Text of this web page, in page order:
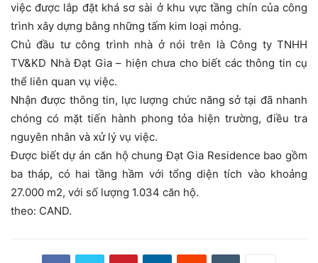
việc được lắp đặt khá sơ sài ở khu vực tầng chín của công
trình xây dựng bằng những tấm kim loại mỏng.
Chủ đầu tư công trình nhà ở nói trên là Công ty TNHH
TV&KD Nhà Đạt Gia – hiện chưa cho biết các thông tin cụ
thể liên quan vụ việc.
Nhận được thông tin, lực lượng chức năng sở tại đã nhanh
chóng có mặt tiến hành phong tỏa hiện trường, điều tra
nguyên nhân và xử lý vụ việc.
Được biết dự án căn hộ chung Đạt Gia Residence bao gồm
ba tháp, có hai tầng hầm với tổng diện tích vào khoảng
27.000 m2, với số lượng 1.034 căn hộ.
theo: CAND.